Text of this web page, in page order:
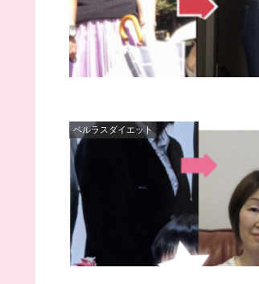
ベルラスダイエット